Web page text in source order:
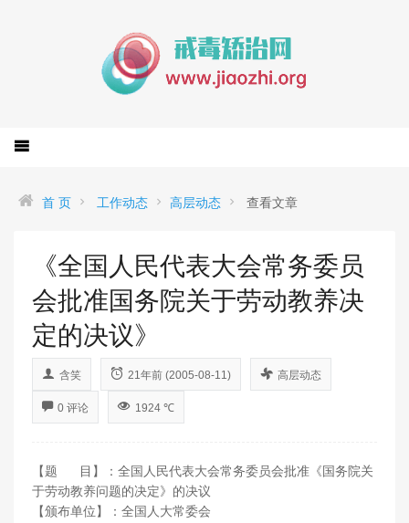
首 页 工作动态 高层动态 查看文章
《全国人民代表大会常务委员
会批准国务院关于劳动教养决
定的决议》
含笑 21年前 (2005-08-11) 高层动态
0 评论 1924 ℃
【题 目】：全国人民代表大会常务委员会批准《国务院关
于劳动教养问题的决定》的决议
【颁布单位】：全国人大常委会